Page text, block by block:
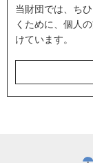
当財団では、ち
くために、個人
けています。